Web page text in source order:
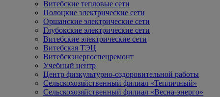
Витебские тепловые сети
Полоцкие электрические сети
Оршанские электрические сети
Глубокские электрические сети
Витебские электрические сети
Витебская ТЭЦ
Витебскэнергоспецремонт
Учебный центр
Центр физкультурно-оздоровительной работы
Сельскохозяйственный филиал «Тепличный»
Сельскохозяйственный филиал «Весна-энерго»